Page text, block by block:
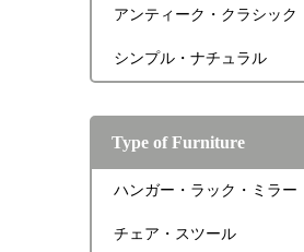
アンティーク・クラシック
シンプル・ナチュラル
Type of Furniture
ハンガー・ラック・ミラー
チェア・スツール